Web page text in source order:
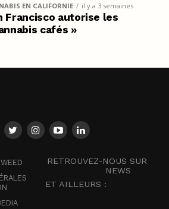
EN CALIFORNIE il y a 3 semaines
Francisco autorise les
cafés »
RETROUVEZ-NOUS SUR
NEWS
ET AILLEURS :